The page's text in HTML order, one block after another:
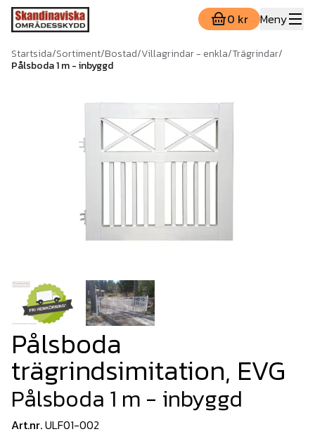
0 kr Meny
Startsida/Sortiment/Bostad/Villagrindar - enkla/Trägrindar/
Pålsboda 1 m - inbyggd
Pålsboda
trägrindsimitation, EVG
Pålsboda 1 m - inbyggd
Art.nr.ULF01-002